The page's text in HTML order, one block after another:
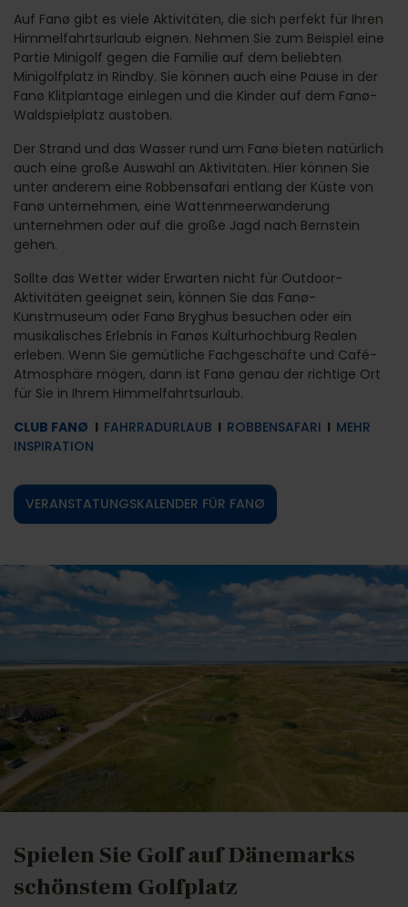
Auf Fanø gibt es viele Aktivitäten, die sich perfekt für Ihren
Himmelfahrtsurlaub eignen. Nehmen Sie zum Beispiel eine
Partie Minigolf gegen die Familie auf dem beliebten
Minigolfplatz in Rindby. Sie können auch eine Pause in der
Fanø Klitplantage einlegen und die Kinder auf dem Fanø-
Waldspielplatz austoben.
Der Strand und das Wasser rund um Fanø bieten natürlich
auch eine große Auswahl an Aktivitäten. Hier können Sie
unter anderem eine Robbensafari entlang der Küste von
Fanø unternehmen, eine Wattenmeerwanderung
unternehmen oder auf die große Jagd nach Bernstein
gehen.
Sollte das Wetter wider Erwarten nicht für Outdoor-
Aktivitäten geeignet sein, können Sie das Fanø-
Kunstmuseum oder Fanø Bryghus besuchen oder ein
musikalisches Erlebnis in Fanøs Kulturhochburg Realen
erleben. Wenn Sie gemütliche Fachgeschäfte und Café-
Atmosphäre mögen, dann ist Fanø genau der richtige Ort
für Sie in Ihrem Himmelfahrtsurlaub.
CLUB FANØ l FAHRRADURLAUB l ROBBENSAFARI l MEHR
INSPIRATION
VERANSTATUNGSKALENDER FÜR FANØ
Spielen Sie Golf auf Dänemarks
schönstem Golfplatz